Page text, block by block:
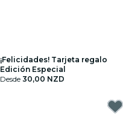
¡Felicidades! Tarjeta regalo
Edición Especial
Desde 30,00 NZD